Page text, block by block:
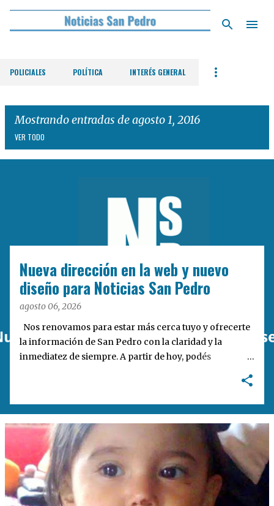
Ir al contenido principal
POLICIALES POLÍTICA INTERÉS GENERAL
Mostrando entradas de agosto 1, 2016
VER TODO
Nueva dirección en la web y nuevo
diseño para Noticias San Pedro
agosto 06, 2026
Nos renovamos para estar más cerca tuyo y ofrecerte
la información de San Pedro con la claridad y la
inmediatez de siempre. A partir de hoy, podés
Desarrollamos una interfaz más ágil, moderna e
intuitiva, pensada para optimizar la navegación desde
cualquier dispositivo, facilitar el acceso a las noticias
locales y potenciar la interacción de los lectores con
nuestros contenidos.